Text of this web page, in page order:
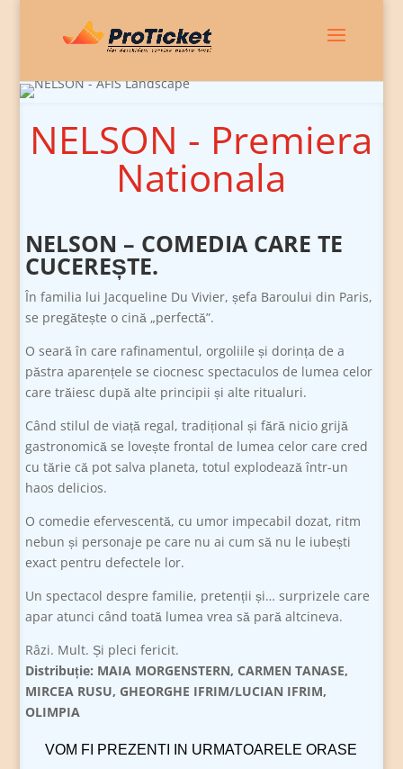
NELSON - Premiera
Nationala
NELSON – COMEDIA CARE TE
CUCEREȘTE.
În familia lui Jacqueline Du Vivier, șefa Baroului din Paris,
se pregătește o cină „perfectă”.
O seară în care rafinamentul, orgoliile și dorința de a
păstra aparențele se ciocnesc spectaculos de lumea celor
care trăiesc după alte principii și alte ritualuri.
Când stilul de viață regal, tradițional și fără nicio grijă
gastronomică se lovește frontal de lumea celor care cred
cu tărie că pot salva planeta, totul explodează într-un
haos delicios.
O comedie efervescentă, cu umor impecabil dozat, ritm
nebun și personaje pe care nu ai cum să nu le iubești
exact pentru defectele lor.
Un spectacol despre familie, pretenții și… surprizele care
apar atunci când toată lumea vrea să pară altcineva.
Râzi. Mult. Și pleci fericit.
Distribuție: MAIA MORGENSTERN, CARMEN TANASE,
MIRCEA RUSU, GHEORGHE IFRIM/LUCIAN IFRIM,
OLIMPIA
VOM FI PREZENTI IN URMATOARELE ORASE